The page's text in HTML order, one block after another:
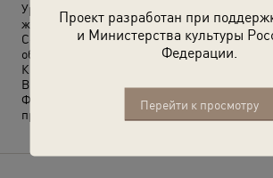
Проект разработан при
и Министерства культуры
Федерации.
Перейти к просмотру
Урядник станицы Должанской Леонтий
жена его Агафия Никифоровна Новохацкая
Сфотографированы во дворе у своего дома.
обороте: «На доброю память Зятю и
Кривошею».
Выставки
«Казаки»и«Супруги ХХ века»с
Фотография из семейного архива П.
прислал Михаил Зайков.